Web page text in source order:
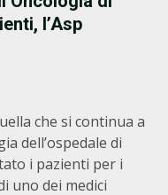
l’Asp
che si continua a
dell’ospedale di
i pazienti per i
uno dei medici